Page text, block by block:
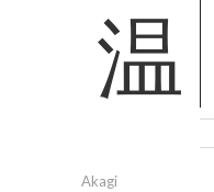
温度計は、日常生活や産業に
Akagi